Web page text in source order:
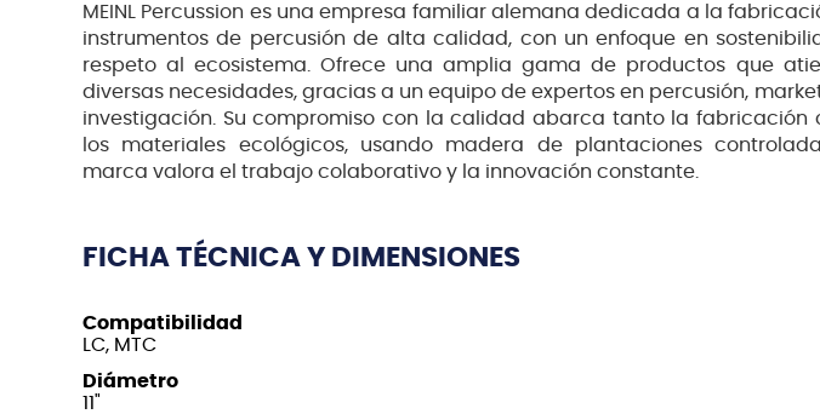
MEINL Percussion es una empresa familiar alemana dedicada a la
instrumentos de percusión de alta calidad, con un enfoque en
respeto al ecosistema. Ofrece una amplia gama de productos que
diversas necesidades, gracias a un equipo de expertos en percusión,
investigación. Su compromiso con la calidad abarca tanto la fabricación
los materiales ecológicos, usando madera de plantaciones
marca valora el trabajo colaborativo y la innovación constante.
FICHA TÉCNICA Y DIMENSIONES
Compatibilidad
LC, MTC
Diámetro
11"